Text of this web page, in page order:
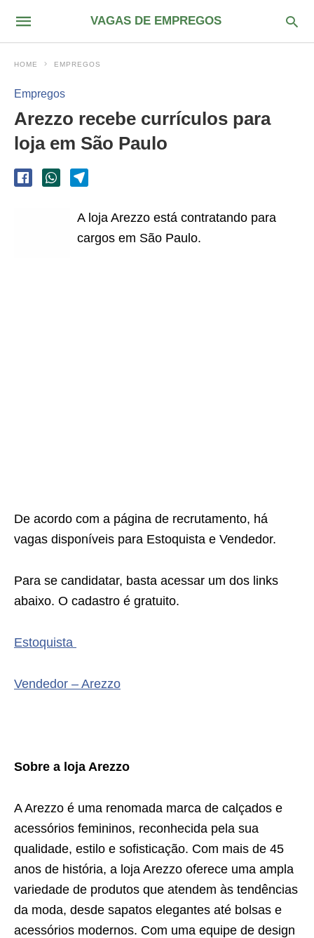
VAGAS DE EMPREGOS
HOME EMPREGOS
Empregos
Arezzo recebe currículos para
loja em São Paulo
A loja Arezzo está contratando para
cargos em São Paulo.
De acordo com a página de recrutamento, há
vagas disponíveis para Estoquista e Vendedor.
Para se candidatar, basta acessar um dos links
abaixo. O cadastro é gratuito.
Estoquista
Vendedor – Arezzo
Sobre a loja Arezzo
A Arezzo é uma renomada marca de calçados e
acessórios femininos, reconhecida pela sua
qualidade, estilo e sofisticação. Com mais de 45
anos de história, a loja Arezzo oferece uma ampla
variedade de produtos que atendem às tendências
da moda, desde sapatos elegantes até bolsas e
acessórios modernos. Com uma equipe de design